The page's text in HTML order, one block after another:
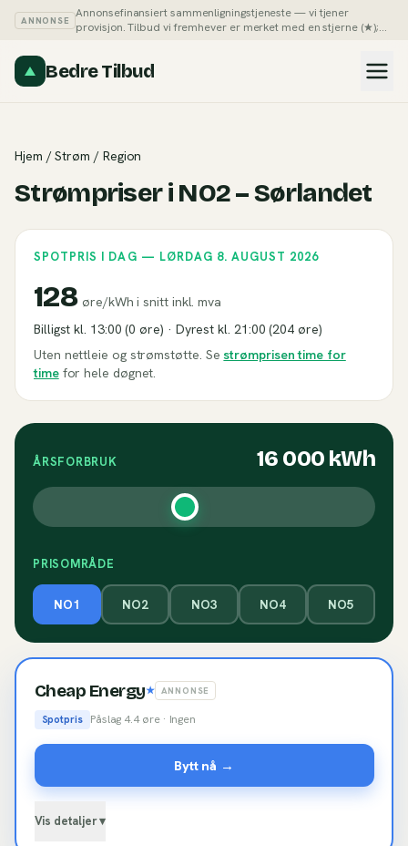
ANNONSE
Annonsefinansiert sammenligningstjeneste — vi tjener
provisjon. Tilbud vi fremhever er merket med en stjerne (★);
Bedre Tilbud
Hjem /Strøm / Region
Strømpriser i NO2 – Sørlandet
SPOTPRIS I DAG — LØRDAG 8. AUGUST 2026
128 øre/kWh i snittinkl. mva
Billigst kl. 13:00 (0 øre) · Dyrest kl. 21:00 (204 øre)
Uten nettleie og strømstøtte. Se strømprisen time for
time for hele døgnet.
ÅRSFORBRUK 16 000 kWh
PRISOMRÅDE
NO1 NO2 NO3 NO4 NO5
Cheap Energy★ ANNONSE
Spotpris Påslag 4.4øre · Ingen
Bytt nå →
Vis detaljer ▾